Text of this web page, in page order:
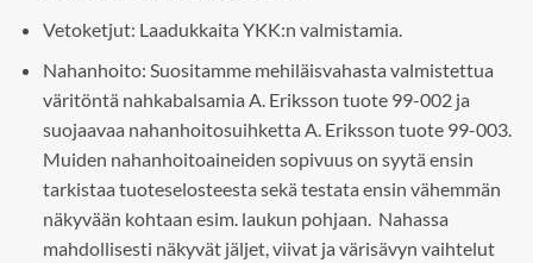
Vetoketjut: Laadukkaita YKK:n valmistamia.
Nahanhoito: Suositamme mehiläisvahasta valmistettua
väritöntä nahkabalsamia A. Eriksson tuote 99-002 ja
suojaavaa nahanhoitosuihketta A. Eriksson tuote 99-003.
Muiden nahanhoitoaineiden sopivuus on syytä ensin
tarkistaa tuoteselosteesta sekä testata ensin vähemmän
näkyvään kohtaan esim. laukun pohjaan. Nahassa
mahdollisesti näkyvät jäljet, viivat ja värisävyn vaihtelut